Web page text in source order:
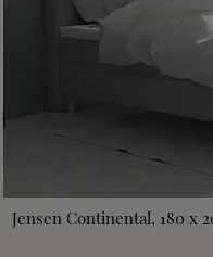
Jensen Continental, 180 x